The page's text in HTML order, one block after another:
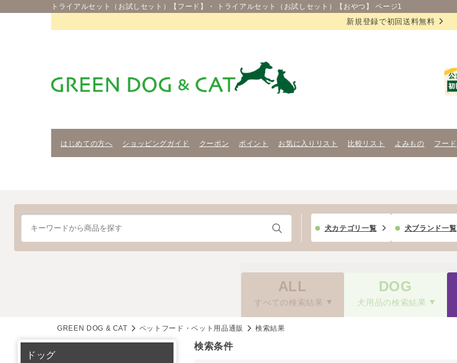
トライアルセット（お試しセット）【フード】・ トライアルセット（お試しセット）【おやつ】 ページ1
新規登録で初回送料無料
はじめての方へ ショッピングガイド クーポン ポイント お気に入りリスト 比較リスト よみもの フード
犬カテゴリ一覧 犬ブランド一覧
ALL
すべての検索結果
DOG
犬用品の検索結果
GREEN DOG & CAT ペットフード・ペット用品通販 検索結果
検索条件
ドッグ